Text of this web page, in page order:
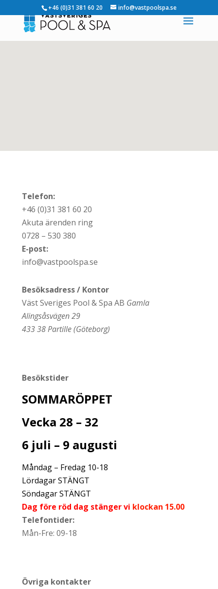
+46 (0)31 381 60 20 info@vastpoolspa.se
Telefon:
+46 (0)31 381 60 20
Akuta ärenden ring
0728 – 530 380
E-post:
info@vastpoolspa.se
Besöksadress / Kontor
Väst Sveriges Pool & Spa AB Gamla
Alingsåsvägen 29
433 38 Partille (Göteborg)
Besökstider
SOMMARÖPPET
Vecka 28 – 32
6 juli – 9 augusti
Måndag – Fredag 10-18
Lördagar STÄNGT
Söndagar STÄNGT
Dag före röd dag stänger vi klockan 15.00
Telefontider:
Mån-Fre: 09-18
Övriga kontakter